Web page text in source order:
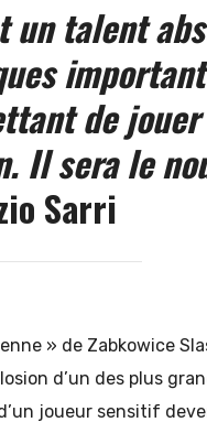
un talent
de
Il sera le
Sarri
» de Zabkowice
d’un des plus
joueur sensitif